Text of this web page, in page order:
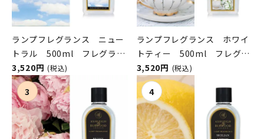
ランプフレグランス ニュー
トラル 500ml フレグラン
スランプ用オイル
ASHLEIGH&BURWOOD（ア
シュレイアンドバーウッド）
3,520円 (税込)
ランプフレグランス ホワイ
トティー 500ml フレグラ
ンスランプ用オイル
ASHLEIGH&BURWOOD（ア
シュレイアンドバーウッド）
3,520円 (税込)